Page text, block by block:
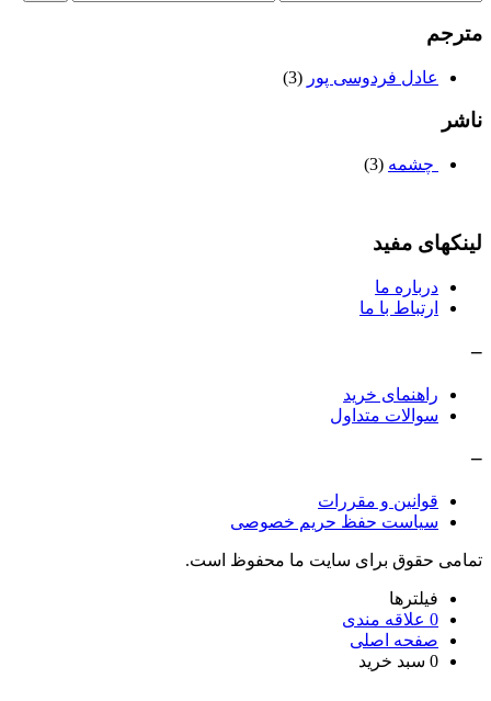
مترجم
عادل فردوسی پور (3)
ناشر
چشمه (3)
لینکهای مفید
درباره ما
ارتباط با ما
–
راهنمای خرید
سوالات متداول
–
قوانین و مقررات
سیاست حفظ حریم خصوصی
تمامی حقوق برای سایت ما محفوظ است.
فیلترها
0 علاقه مندی
صفحه اصلی
0 سبد خرید